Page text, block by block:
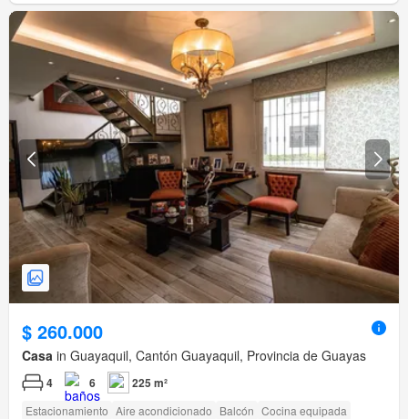
$ 260.000
Casa in Guayaquil, Cantón Guayaquil, Provincia de Guayas
4 6 225 m²
Estacionamiento Aire acondicionado Balcón Cocina equipada